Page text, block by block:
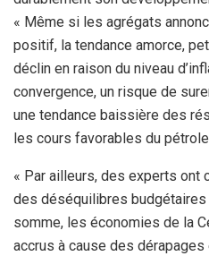
« Même si les agrégats
positif, la tendance amorce,
déclin en raison du niveau
convergence, un risque de
une tendance baissière des
les cours favorables du
« Par ailleurs, des experts ont
des déséquilibres budgétaires
somme, les économies de la
accrus à cause des